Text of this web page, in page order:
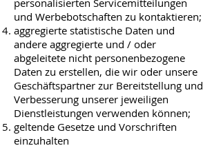
personalisierten Servicemitteilungen
und Werbebotschaften zu kontaktieren;
aggregierte statistische Daten und
andere aggregierte und / oder
abgeleitete nicht personenbezogene
Daten zu erstellen, die wir oder unsere
Geschäftspartner zur Bereitstellung und
Verbesserung unserer jeweiligen
Dienstleistungen verwenden können;
geltende Gesetze und Vorschriften
einzuhalten